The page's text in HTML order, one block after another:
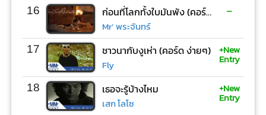
16 ก่อนที่โลกทั้งใบมันพัง (คอร์ด ง่ายๆ)
Mr’ พระจันทร์
-
17 ชาวนากับงูเห่า (คอร์ด ง่ายๆ)
Fly
+New
Entry
18 เธอจะรู้บ้างไหม
เสก โลโซ
+New
Entry